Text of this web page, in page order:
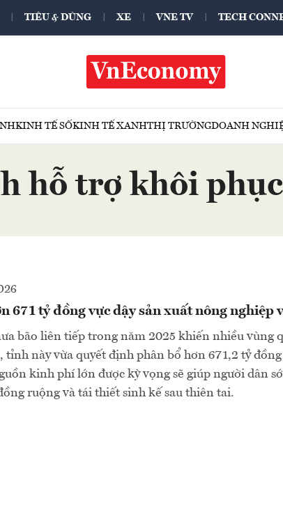
TIÊU & DÙNG XE VNE TV TECH
KINH TẾ SỐKINH TẾ XANHTHỊ TRƯỜNGDOANH
hỗ trợ khôi
671 tỷ đồng vực dậy sản xuất nông nghiệp
bão liên tiếp trong năm 2025 khiến nhiều vùng
tỉnh này vừa quyết định phân bổ hơn 671,2 tỷ
kinh phí lớn được kỳ vọng sẽ giúp người dân
ruộng và tái thiết sinh kế sau thiên tai.